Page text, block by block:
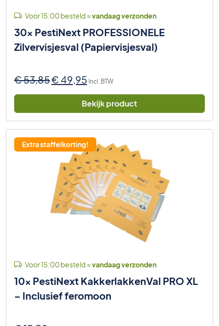
Voor 15:00 besteld =vandaag verzonden
30x PestiNext PROFESSIONELE
Zilvervisjesval (Papiervisjesval)
€53,85Oorspronkelijke
€ 53,85.
€ 49,95 Huidige
is:
€ 49,95.
Incl. BTW
Bekijk product
Extra staffelkorting!
Voor 15:00 besteld =vandaag verzonden
10x PestiNext KakkerlakkenVal PRO XL
– Inclusief feromoon